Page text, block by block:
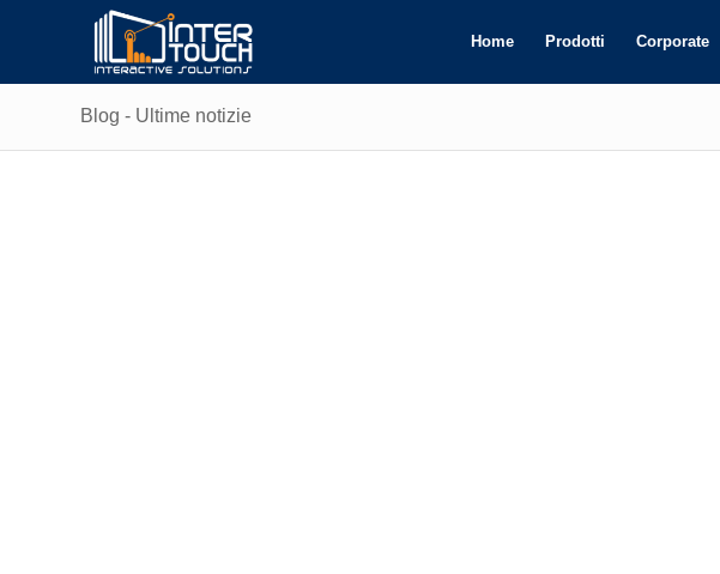
Home Prodotti Corporate
Blog - Ultime notizie